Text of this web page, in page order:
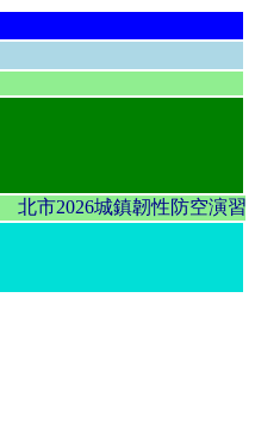
北市2026城鎮韌性防空